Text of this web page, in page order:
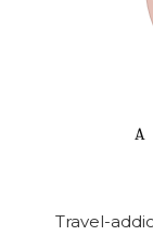
A
Travel-